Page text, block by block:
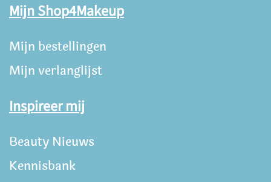
Mijn Shop4Makeup
Mijn bestellingen
Mijn verlanglijst
Inspireer mij
Beauty Nieuws
Kennisbank